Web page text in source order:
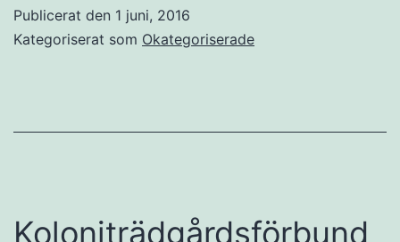
Skövde
Publicerat den 1 juni, 2016
Kategoriserat som Okategoriserade
Koloniträdgårdsförbund